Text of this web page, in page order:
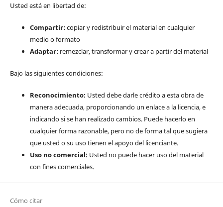
Usted está en libertad de:
Compartir:copiar y redistribuir el material en cualquier
medio o formato
Adaptar:remezclar, transformar y crear a partir del material
Bajo las siguientes condiciones:
Reconocimiento:Usted debe darle crédito a esta obra de
manera adecuada, proporcionando un enlace a la licencia, e
indicando si se han realizado cambios. Puede hacerlo en
cualquier forma razonable, pero no de forma tal que sugiera
que usted o su uso tienen el apoyo del licenciante.
Uso no comercial:Usted no puede hacer uso del material
con fines comerciales.
Cómo citar